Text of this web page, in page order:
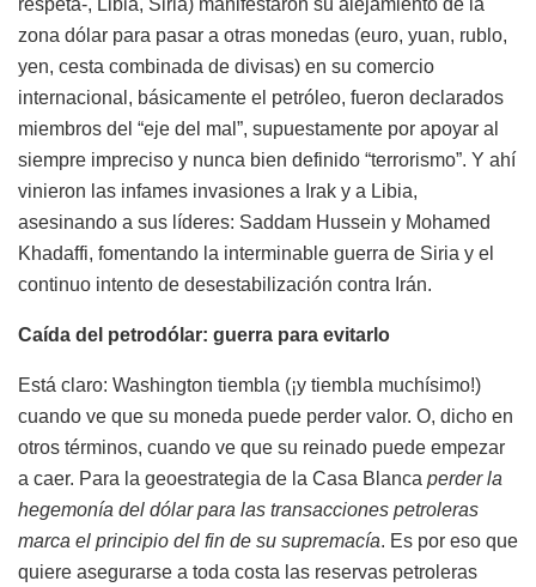
zona dólar para pasar a otras monedas (euro, yuan, rublo,
yen, cesta combinada de divisas) en su comercio
internacional, básicamente el petróleo, fueron declarados
miembros del “eje del mal”, supuestamente por apoyar al
siempre impreciso y nunca bien definido “terrorismo”. Y ahí
vinieron las infames invasiones a Irak y a Libia,
asesinando a sus líderes: Saddam Hussein y Mohamed
Khadaffi, fomentando la interminable guerra de Siria y el
continuo intento de desestabilización contra Irán.
Caída del petrodólar: guerra para evitarlo
Está claro: Washington tiembla (¡y tiembla muchísimo!)
cuando ve que su moneda puede perder valor. O, dicho en
otros términos, cuando ve que su reinado puede empezar
a caer. Para la geoestrategia de la Casa Blanca perder la
hegemonía del dólar para las transacciones petroleras
marca el principio del fin de su supremacía. Es por eso que
quiere asegurarse a toda costa las reservas petroleras